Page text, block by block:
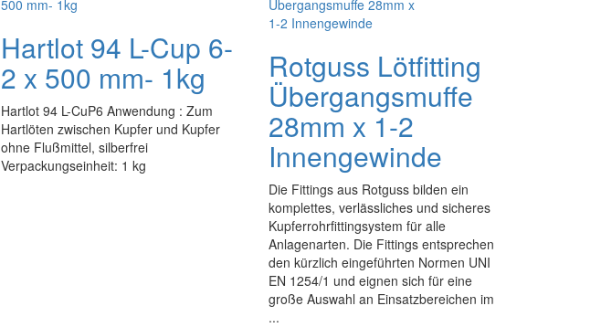
Hartlot 94 L-Cup 6-
2 x 500 mm- 1kg
Hartlot 94 L-CuP6 Anwendung : Zum
Hartlöten zwischen Kupfer und Kupfer
ohne Flußmittel, silberfrei
Verpackungseinheit: 1 kg
Rotguss Lötfitting
Übergangsmuffe
28mm x 1-2
Innengewinde
Die Fittings aus Rotguss bilden ein
komplettes, verlässliches und sicheres
Kupferrohrfittingsystem für alle
Anlagenarten. Die Fittings entsprechen
den kürzlich eingeführten Normen UNI
EN 1254/1 und eignen sich für eine
große Auswahl an Einsatzbereichen im
...